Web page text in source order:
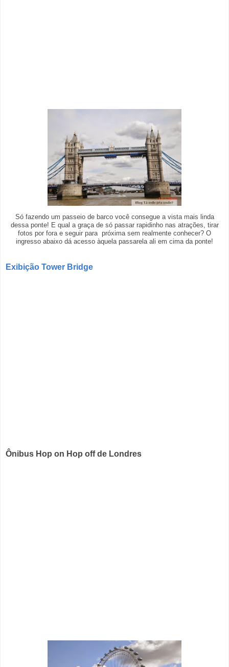
Só fazendo um passeio de barco você consegue a vista mais linda
dessa ponte! E qual a graça de só passar rapidinho nas atrações, tirar
fotos por fora e seguir para próxima sem realmente conhecer? O
ingresso abaixo dá acesso àquela passarela ali em cima da ponte!
Exibição Tower Bridge
Ônibus Hop on Hop off de Londres